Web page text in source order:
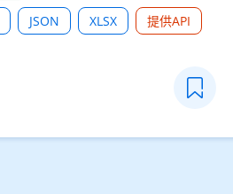
JSON XLSX 提供API